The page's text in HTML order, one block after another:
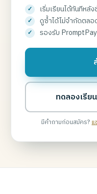
เริ่มเรียนได้ทันทีหลัง
ดูซ้ำได้ไม่จำกัดตล
รองรับ
ทดลองเรีย
มีคำถามก่อนสมัคร?แ